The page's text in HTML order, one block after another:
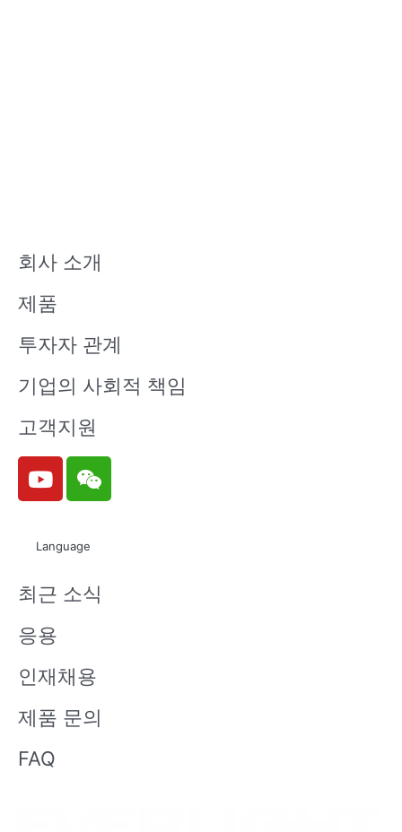
회사 소개
제품
투자자 관계
기업의 사회적 책임
고객지원
Y
o
u
e
W
e
i
n
Language
최근 소식
응용
인재채용
제품 문의
FAQ